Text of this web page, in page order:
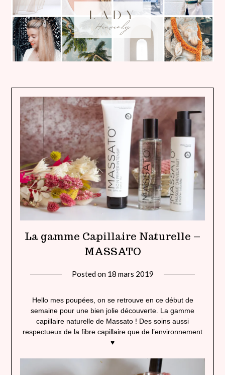
La gamme Capillaire Naturelle –
MASSATO
Posted on 18 mars 2019
heavenly
Hello mes poupées, on se retrouve en ce début de
semaine pour une bien jolie découverte. La gamme
capillaire naturelle de Massato ! Des soins aussi
respectueux de la fibre capillaire que de l’environnement
♥